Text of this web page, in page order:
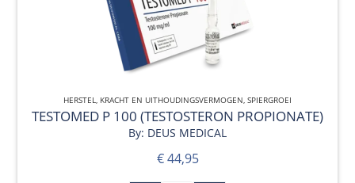
QUICK VIEW
HERSTEL, KRACHT EN UITHOUDINGSVERMOGEN, SPIERGROEI
TESTOMED P 100 (TESTOSTERON PROPIONATE)
By: DEUS MEDICAL
€44,95